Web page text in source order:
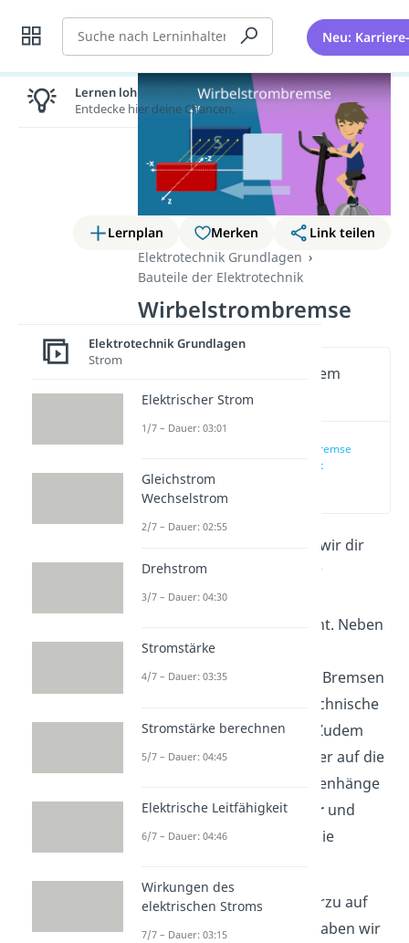
Suche Neu:
Lernplan Merken
Link teilen
Elektrotechnik Grundlagen
Bauteile der Elektrotechnik
Wirbelstrombremse
Wichtige Inhalte in diesem
Video
Wirbelstrombremse
einfach erklärt
In diesem Artikel erklären wir dir
das Funktionsprinzip einer
Wirbelstrombremse
genannt. Neben
ihren Vor- und Nachteilen
gegenüber mechanischen Bremsen
stellen wir dir auch ihre technische
Anwendungsgebiete vor. Zudem
gehen wir nochmal genauer auf die
mathematischen Zusammenhänge
der wichtigstenParameterund
deren Auswirkungen auf die
Schau dir unserVideo
hierzu auf
jeden Fall noch an. Darin haben wir
Lernen lohnt sich!
Entdecke hier deine Chancen.
Elektrotechnik Grundlagen
Strom
Elektrischer Strom
1/7 – Dauer: 03:01
Gleichstrom
Wechselstrom
2/7 – Dauer: 02:55
Drehstrom
3/7 – Dauer: 04:30
Stromstärke
4/7 – Dauer: 03:35
Stromstärke berechnen
5/7 – Dauer: 04:45
Elektrische Leitfähigkeit
6/7 – Dauer: 04:46
Wirkungen des
elektrischen Stroms
7/7 – Dauer: 03:15